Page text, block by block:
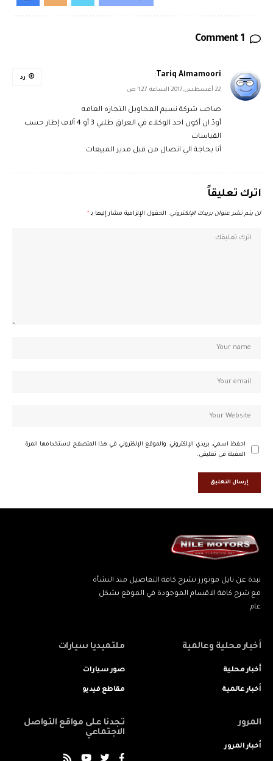
1 Comment
Tariq Almamoori
:
22 أغسطس,2017 الساعة 1:27 ص
صاحب شركة نسيم المحاويل التجاره العامه
أودّ ان أكون احد الوكلاء في العراق طلبي 3 أو 4 آلاف إطار حسب
القياسات
أنا بحاجة الي اتصال من قبل مدير المبيعات
رد
اترك تعليقاً
لن يتم نشر عنوان بريدك الإلكتروني. الحقول الإلزامية مشار إليها بـ *
احفظ اسمي، بريدي الإلكتروني، والموقع الإلكتروني في هذا المتصفح لاستخدامها المرة
المقبلة في تعليقي.
نبذة عن نايل موتورز تشرح كافة التفاصيل منذ النشأة
مع شرح كافة الاقسام الموجودة في الموقع بشكل
عام
أخبار محلية وعالمية
أخبار محلية
أخبار عالمية
ملتميديا سيارات
صور سيارات
مقاطع فيديو
المرور
أخبار المرور
تجدنا على مواقع التواصل
الاجتماعي